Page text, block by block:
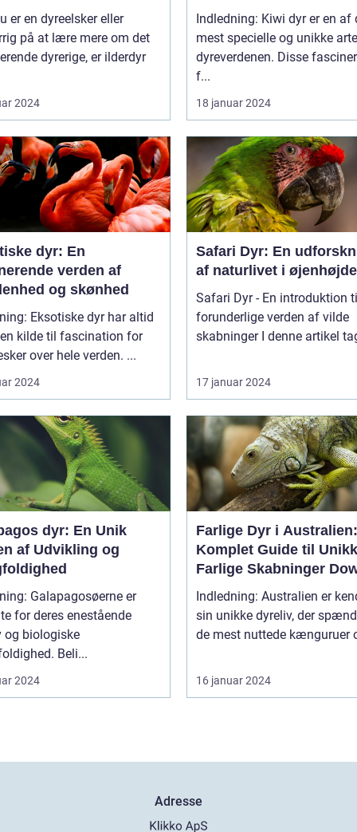
er en dyreelsker eller
på at lære mere om det
dyrerige, er ilderdyr
2024
Indledning: Kiwi dyr er en af
mest specielle og unikke
dyreverdenen. Disse
f...
18 januar 2024
dyr: En
verden af
og skønhed
dyr har altid
kilde til fascination for
over hele verden. ...
2024
Safari Dyr: En
af naturlivet i øjenhøjde
Safari Dyr - En introduktion
forunderlige verden af vilde
skabninger I denne
17 januar 2024
dyr: En Unik
af Udvikling og
Galapagosøerne er
for deres enestående
og biologiske
Beli...
2024
Farlige Dyr i
Komplet Guide til
Farlige Skabninger
Under
Indledning: Australien er
sin unikke dyreliv, der
de mest nuttede kænguruer
16 januar 2024
Adresse